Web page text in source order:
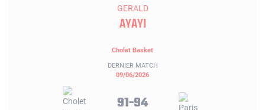
GERALD
AYAYI
Cholet Basket
DERNIER MATCH
09/06/2026
91-94